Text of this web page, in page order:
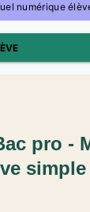
numérique
pro -
simple